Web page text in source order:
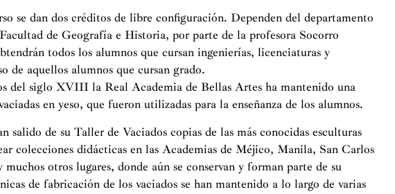
se dan dos créditos de libre configuración. Dependen del departamento
de Geografía e Historia, por parte de la profesora Socorro
todos los alumnos que cursan ingenierías, licenciaturas y
de aquellos alumnos que cursan grado.
del siglo XVIII la Real Academia de Bellas Artes ha mantenido una
en yeso, que fueron utilizadas para la enseñanza de los alumnos.
salido de su Taller de Vaciados copias de las más conocidas esculturas
colecciones didácticas en las Academias de Méjico, Manila, San Carlos
otros lugares, donde aún se conservan y forman parte de su
de fabricación de los vaciados se han mantenido a lo largo de varias